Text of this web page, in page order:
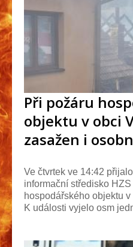
Při požáru
objektu v obci
zasažen i
Ve čtvrtek ve 14:42
informační středisko
hospodářského objektu
K události vyjelo osm